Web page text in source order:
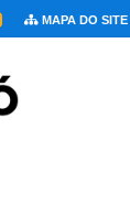
MAPA DO SITE